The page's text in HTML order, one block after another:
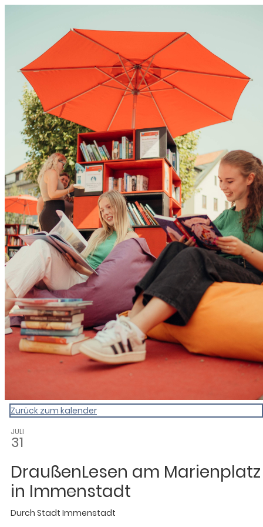
0831 - das Kemptener
Zurück zum kalender
JULI
31
DraußenLesen am Marienplatz
in Immenstadt
Durch Stadt Immenstadt